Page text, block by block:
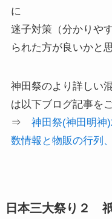
に
迷子対策（分かりや
られた方が良いかと
神田祭のより詳しい
は以下ブログ記事を
⇒ 神田祭(神田明神
数情報と物販の行列
日本三大祭り２